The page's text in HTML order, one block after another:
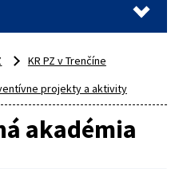
KR PZ v Trenčíne
projekty a aktivity
akadémia